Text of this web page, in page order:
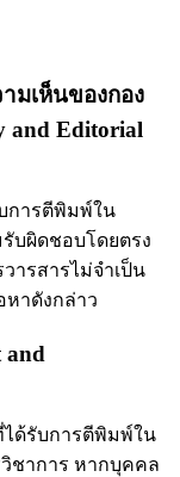
มเห็นของกอง
and Editorial
การตีพิมพ์ใน
บผิดชอบโดยตรง
ารสารไม่จำเป็น
หาดังกล่าว
and
ด้รับการตีพิมพ์ใน
วิชาการ หากบุคคล